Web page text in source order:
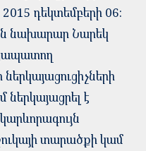
դեկտեմբերի 06:
նախարար Նարեկ
ներկայացուցիչների
է
տարածքի կամ